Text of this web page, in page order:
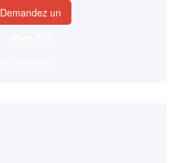
Demandez un